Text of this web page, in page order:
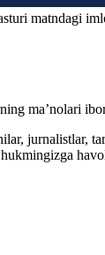
matndagi
ma’nolari
jurnalistlar,